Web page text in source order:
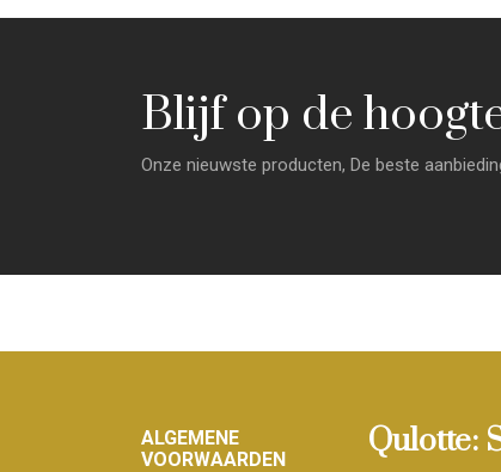
Blijf op de
Onze nieuwste producten, De beste
Footer
ALGEMENE
VOORWAARDEN
Qulotte: